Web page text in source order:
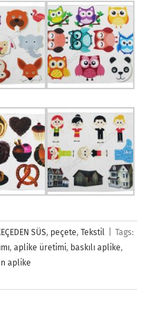
SÜS, peçete, Tekstil
Tags:
, aplike üretimi, baskılı aplike,
aplike